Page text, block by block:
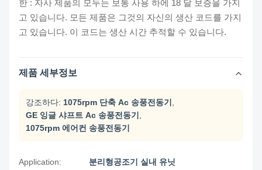
한 : 자사 제품의 모두는 보통 사용 하에 18 달 보증을 가지
고 있습니다. 모든 제품은 그것의 자신의 생산 코드를 가지
고 있습니다. 이 코드는 생산 시간 추적할 수 있습니다.
제품 세부정보
강조하다: 1075rpm 단축 Ac 송풍전동기
GE 잉글 샤프트 Ac 송풍전동기
1075rpm 에어컨 송풍전동기
Application: 분리형공조기 실내 유닛